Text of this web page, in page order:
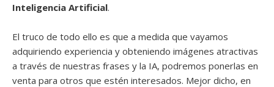
Inteligencia Artificial.
El truco de todo ello es que a medida que vayamos
adquiriendo experiencia y obteniendo imágenes atractivas
a través de nuestras frases y la IA, podremos ponerlas en
venta para otros que estén interesados. Mejor dicho, en